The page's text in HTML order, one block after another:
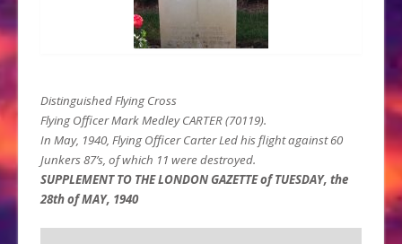
Distinguished Flying Cross
Flying Officer Mark Medley CARTER (70119).
In May, 1940, Flying Officer Carter Led his flight against 60
Junkers 87’s, of which 11 were destroyed.
SUPPLEMENT TO THE LONDON GAZETTE of TUESDAY, the
28th of MAY, 1940